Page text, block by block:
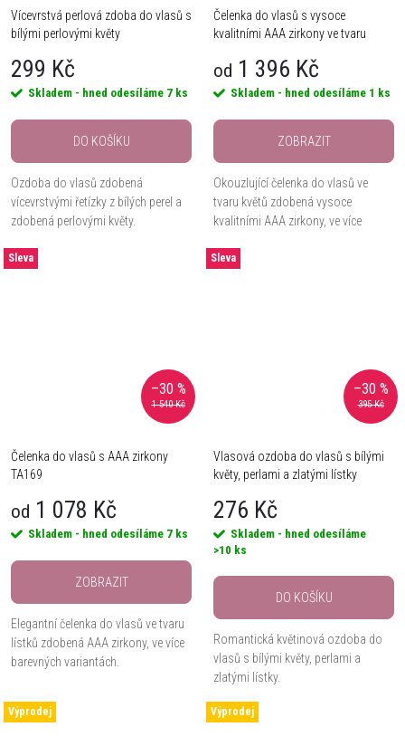
Vícevrstvá perlová zdoba do vlasů s
bílými perlovými květy
299 Kč
Skladem - hned odesíláme 7 ks
DO KOŠÍKU
Ozdoba do vlasů zdobená
vícevrstvými řetízky z bílých perel a
zdobená perlovými květy.
Čelenka do vlasů s vysoce
kvalitními AAA zirkony ve tvaru
od 1 396 Kč
Skladem - hned odesíláme 1 ks
ZOBRAZIT
Okouzlující čelenka do vlasů ve
tvaru květů zdobená vysoce
kvalitními AAA zirkony, ve více
Sleva
1 540 Kč
–30 %
Čelenka do vlasů s AAA zirkony
TA169
od 1 078 Kč
Skladem - hned odesíláme 7 ks
ZOBRAZIT
Elegantní čelenka do vlasů ve tvaru
lístků zdobená AAA zirkony, ve více
barevných variantách.
Sleva
395 Kč
–30 %
Vlasová ozdoba do vlasů s bílými
květy, perlami a zlatými lístky
276 Kč
Skladem - hned odesíláme
>10 ks
DO KOŠÍKU
Romantická květinová ozdoba do
vlasů s bílými květy, perlami a
zlatými lístky.
Výprodej Výprodej